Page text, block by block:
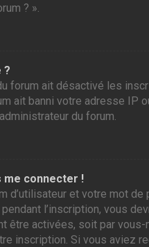
? ».
?
forum ait désactivé les
ait banni votre adresse IP
du forum.
me connecter !
d’utilisateur et votre mot
l’inscription, vous
être activées, soit par
inscription. Si vous aviez